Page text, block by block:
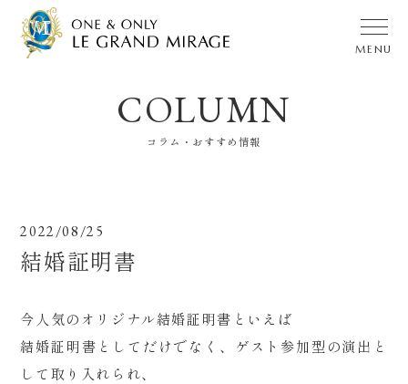
ブランドメッセージ ブライダルフェア
ウェディングレポート
料理・デザート
コラム・おすすめ情報
家族婚＆少人数婚 NEWS & TOPICS
Q & A ご列席の 皆様へ
COLUMN
コラム・おすすめ情報
2022/08/25
結婚証明書
今人気のオリジナル結婚証明書といえば
結婚証明書としてだけでなく、ゲスト参加型の演出と
して取り入れられ、